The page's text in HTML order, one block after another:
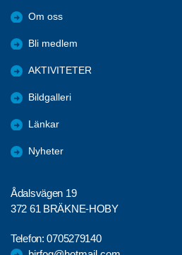
Om oss
Bli medlem
AKTIVITETER
Bildgalleri
Länkar
Nyheter
Ådalsvägen 19
372 61 BRÄKNE-HOBY
Telefon:0705279140